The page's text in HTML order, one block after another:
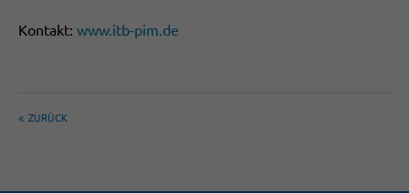
Kontakt: www.itb-pim.de
ZURÜCK